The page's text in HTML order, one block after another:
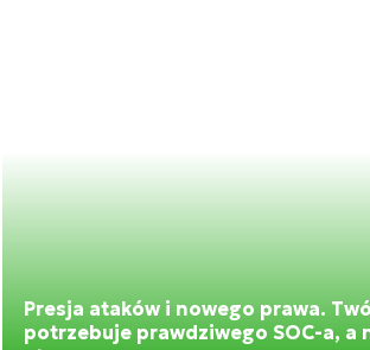
Presja ataków i nowego prawa.
potrzebuje prawdziwego SOC-a, a